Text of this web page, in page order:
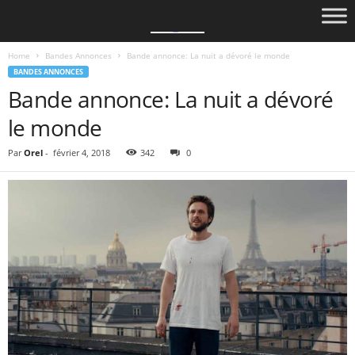
Home Bandes Annonces Bande annonce: La nuit a dévoré le monde
BANDES ANNONCES
Bande annonce: La nuit a dévoré
le monde
Par Orel - février 4, 2018 342 0